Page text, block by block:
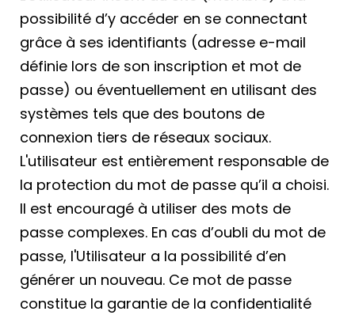
possibilité d’y accéder en se connectant
grâce à ses identifiants (adresse e-mail
définie lors de son inscription et mot de
passe) ou éventuellement en utilisant des
systèmes tels que des boutons de
connexion tiers de réseaux sociaux.
L'utilisateur est entièrement responsable de
la protection du mot de passe qu’il a choisi.
Il est encouragé à utiliser des mots de
passe complexes. En cas d’oubli du mot de
passe, l'Utilisateur a la possibilité d’en
générer un nouveau. Ce mot de passe
constitue la garantie de la confidentialité